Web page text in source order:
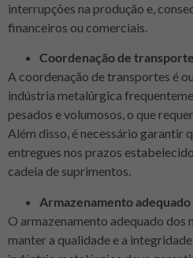
interrupções na produção e,
financeiros ou comerciais.
Coordenação de
A coordenação de transportes é
indústria metalúrgica
pesados e volumosos, o que
Além disso, é necessário garantir
entregues nos prazos
cadeia de suprimentos.
Armazenamento adequado
O armazenamento adequado dos
manter a qualidade e a